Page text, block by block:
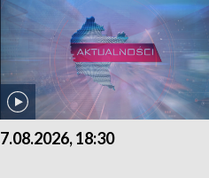
7.08.2026, 18:30